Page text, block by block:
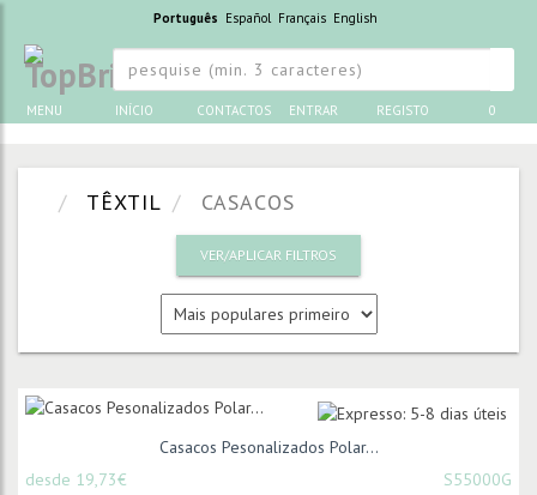
Português Español Français English
MENU INÍCIO CONTACTOS ENTRAR REGISTO 0
TÊXTIL CASACOS
VER/APLICAR FILTROS
Casacos Pesonalizados Polar...
desde 19,73€
S55000G